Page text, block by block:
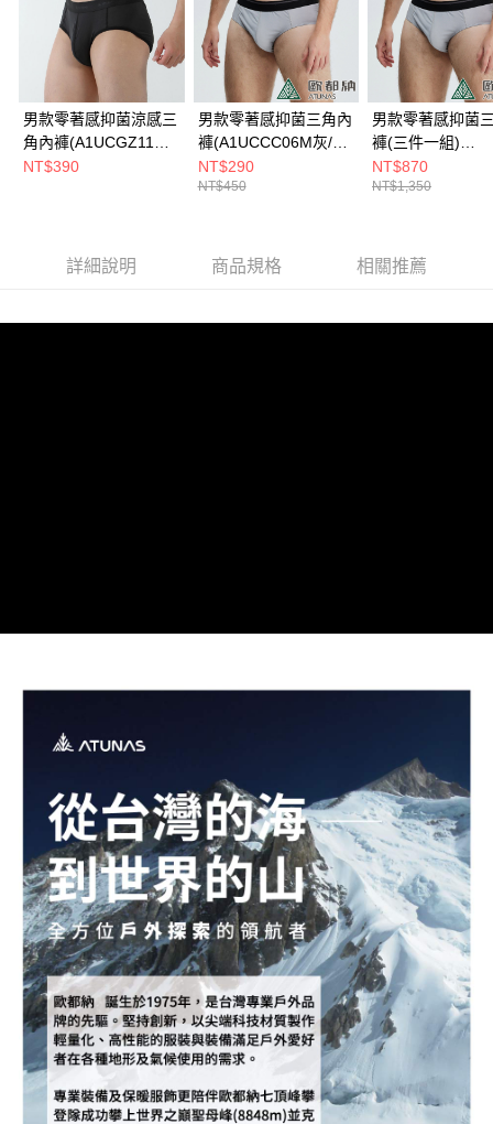
每筆NT$80，滿NT$790(含以上)免運費
付款後7-11取貨
每筆NT$80，滿NT$790(含以上)免運費
新竹貨運
每筆NT$80，滿NT$790(含以上)免運費
宅配貨到付款
男款零著感抑菌涼感三
角內褲(A1UCGZ11M
黑/透氣排汗/超輕/涼感/
NT$390
男款零著感抑菌三角內
褲(A1UCCC06M灰/透
氣排汗/抑臭/輕薄貼身)
NT$290
NT$450
男款零著感抑菌
褲(三件一組)
(A1UCCC06M3
氣排汗/抑臭/輕薄
NT$870
NT$1,350
詳細說明 商品規格 相關推薦